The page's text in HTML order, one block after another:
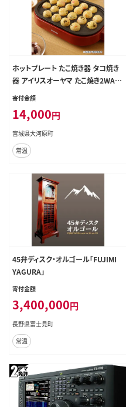
ホットプレート たこ焼き器 タコ焼き
器 アイリスオーヤマ たこ焼き2WAY
プレート ITY-20WA-R レッド たこ焼
家庭用 卓上 たこ焼き 20穴 丸形 丸
型 調理家電 新生活 キッチン用品 食
欲の秋特集
寄付金額
14,000円
宮城県大河原町
常温
45弁ディスク・オルゴール「FUJIMI
YAGURA」
寄付金額
3,400,000円
長野県富士見町
常温